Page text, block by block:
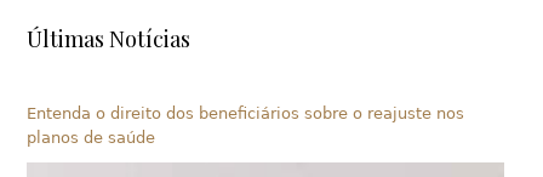
Últimas Notícias
Entenda o direito dos beneficiários sobre o reajuste nos
planos de saúde